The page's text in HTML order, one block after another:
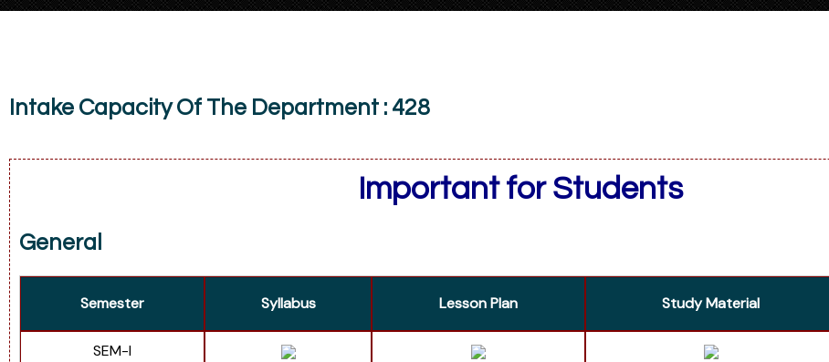
Intake Capacity Of The Department : 428
Important for Students
General
Semester Syllabus Lesson Plan Study Material
SEM-I